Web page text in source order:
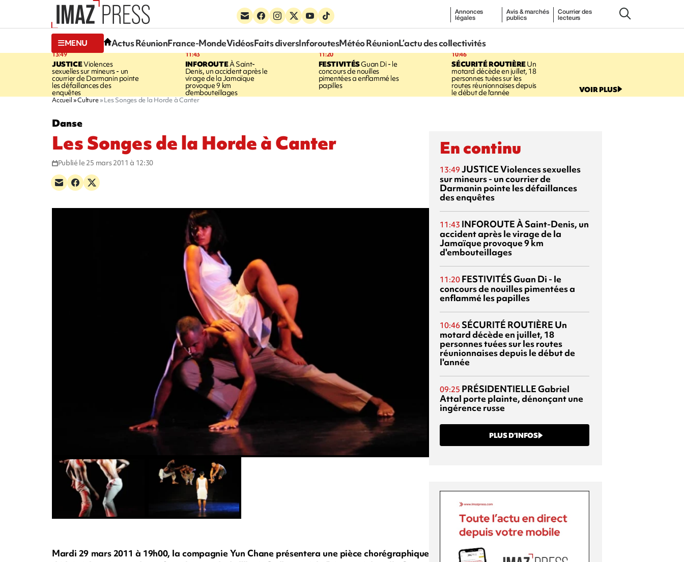
Annonces
légales
Avis & marchés
publics
Courrier des
lecteurs
MENU Actus RéunionFrance-MondeVidéosFaits diversInforoutesMétéo RéunionL’actu des collectivités
13:49
JUSTICEViolences
sexuelles sur mineurs - un
courrier de Darmanin pointe
les défaillances des
enquêtes
11:43
INFOROUTEÀ Saint-
Denis, un accident après le
virage de la Jamaïque
provoque 9 km
d'embouteillages
11:20
FESTIVITÉSGuan Di - le
concours de nouilles
pimentées a enflammé les
papilles
10:46
SÉCURITÉ ROUTIÈREUn
motard décède en juillet, 18
personnes tuées sur les
routes réunionnaises depuis
le début de l'année VOIR PLUS
Accueil Culture Les Songes de la Horde à Canter
Danse
Les Songes de la Horde à Canter
Publié le 25 mars 2011 à 12:30
Mardi 29 mars 2011 à 19h00, la compagnie Yun Chane présentera une pièce chorégraphique
En continu
13:49 JUSTICEViolences sexuelles
sur mineurs - un courrier de
Darmanin pointe les défaillances
des enquêtes
11:43 INFOROUTEÀ Saint-Denis, un
accident après le virage de la
Jamaïque provoque 9 km
d'embouteillages
11:20 FESTIVITÉSGuan Di - le
concours de nouilles pimentées a
enflammé les papilles
10:46 SÉCURITÉ ROUTIÈRE Un
motard décède en juillet, 18
personnes tuées sur les routes
réunionnaises depuis le début de
l'année
09:25 PRÉSIDENTIELLEGabriel
Attal porte plainte, dénonçant une
ingérence russe
PLUS D’INFOS